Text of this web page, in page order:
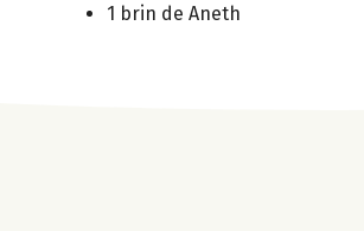
1 brin de Aneth